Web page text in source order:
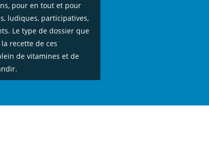
pour en tout et pour
ludiques, participatives,
Le type de dossier que
recette de ces
de vitamines et de